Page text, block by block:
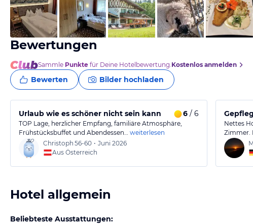
vom Hotelier, April 2009
Bewertungen
Sammle Punkte für Deine Hotelbewertung.Kostenlos anmelden
Bewerten Bilder hochladen
Urlaub wie es schöner nicht sein kann 6 / 6
TOP Lage, herzlicher Empfang, familiäre Atmosphäre,
Frühstücksbuffet und Abendessen… weiterlesen
Christoph 56-60 • Juni 2026
Aus Österreich
Nettes
Zimmer.
Hotel allgemein
Beliebteste Ausstattungen: